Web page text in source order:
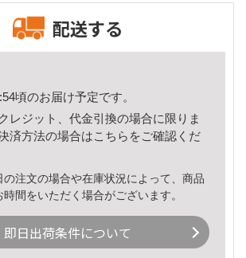
配送する
頃のお届け予定です。
レジット、代金引換の場合に限りま
済方法の場合はこちら をご確認くだ
注文の場合や在庫状況によって、商品
間をいただく場合がございます。
即日出荷条件について